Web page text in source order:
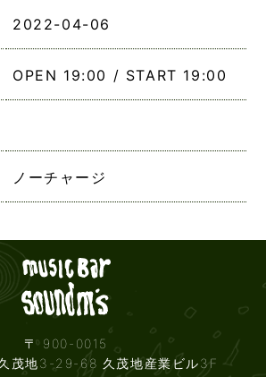
2022-04-06
OPEN 19:00 / START 19:00
ノーチャージ
〒 900-0015
茂地3-29-68 久茂地産業ビル3F